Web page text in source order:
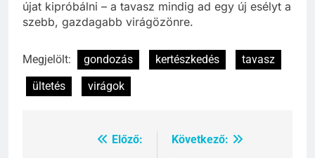
újat kipróbálni – a tavasz mindig ad egy új esélyt a
szebb, gazdagabb virágözönre.
Megjelölt: gondozás kertészkedés
tavasz
ültetés
virágok
BejegyzésElőző:
Következő: